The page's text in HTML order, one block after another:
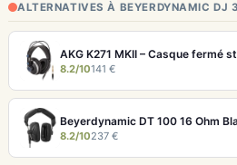
ALTERNATIVES À BEYERDYNAMIC DJ
8.2/10141 €
8.2/10237 €